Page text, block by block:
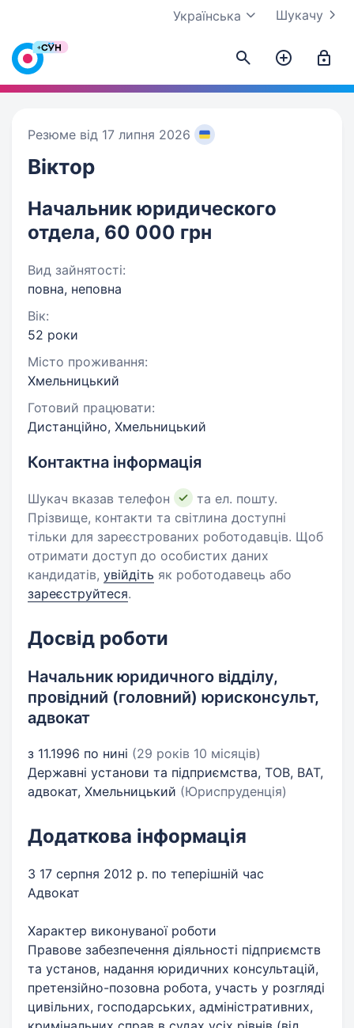
Шукачу
Українська
Резюме від 17 липня 2026
Віктор
Начальник юридического
отдела, 60 000 грн
Вид зайнятості:
повна, неповна
Вік:
52 роки
Місто проживання:
Хмельницький
Готовий працювати:
Дистанційно, Хмельницький
Контактна інформація
Шукач вказав телефон
та ел. пошту.
Прізвище, контакти та світлина доступні
тільки для зареєстрованих роботодавців. Щоб
отримати доступ до особистих даних
кандидатів, увійдіть як роботодавець або
зареєструйтеся.
Досвід роботи
Начальник юридичного відділу,
провідний (головний) юрисконсульт,
адвокат
з 11.1996 по нині (29 років 10 місяців)
Державні установи та підприємства, ТОВ, ВАТ,
адвокат, Хмельницький (Юриспруденція)
Додаткова інформація
З 17 серпня 2012 р. по теперішній час
Адвокат
Характер виконуваної роботи
Правове забезпечення діяльності підприємств
та установ, надання юридичних консультацій,
претензійно-позовна робота, участь у розгляді
цивільних, господарських, адміністративних,